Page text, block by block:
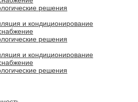
решения
и кондиционирование
решения
и кондиционирование
решения